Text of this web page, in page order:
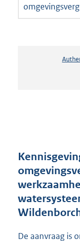
De aanvraag is